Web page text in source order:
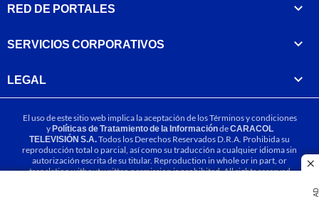
RED DE PORTALES
SERVICIOS CORPORATIVOS
LEGAL
El uso de este sitio web implica la aceptación de losTérminos y condiciones
yPolíticas de Tratamiento de la InformacióndeCARACOL
TELEVISIÓN S.A.Todos los Derechos Reservados D.R.A. Prohibida su
reproducción total o parcial, así como su traducción a cualquier idioma sin
autorización escrita de su titular. Reproduction in whole or in part, or
translation without written permission is prohibited. All rights reserved